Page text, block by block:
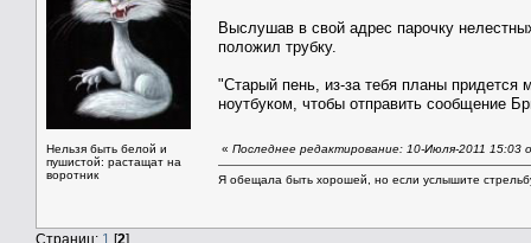
Нельзя быть белой и
пушистой: растащат на
воротник
Выслушав в свой адрес парочку
положил трубку.
"Старый пень, из-за тебя планы
ноутбуком, чтобы отправить сообщение
« Последнее редактирование: 10-Июля-2011 15:03
Я обещала быть хорошей, но если услышите
Страниц: 1 [2]